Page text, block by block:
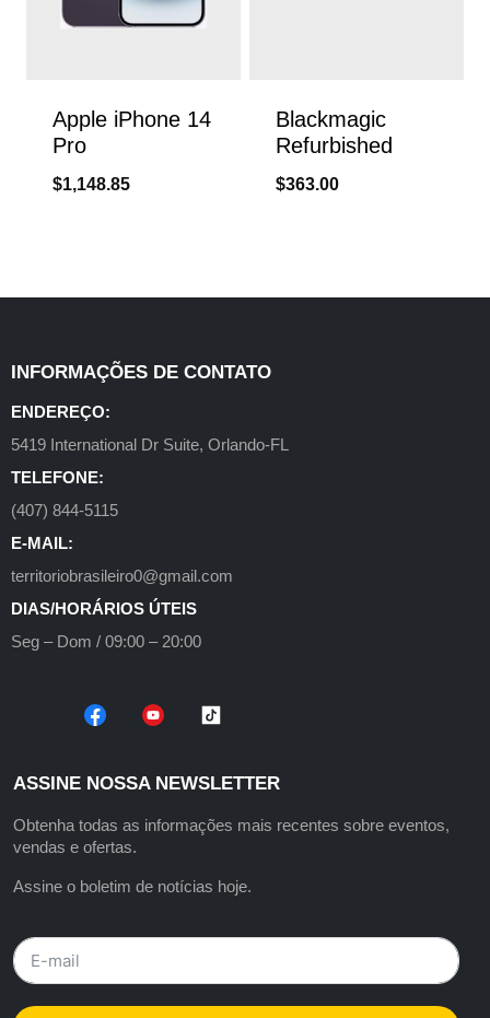
Apple iPhone 14
Pro
$1,148.85
Blackmagic
Refurbished
$363.00
INFORMAÇÕES DE CONTATO
ENDEREÇO:
5419 International Dr Suite, Orlando-FL
TELEFONE:
(407) 844-5115
E-MAIL:
territoriobrasileiro0@gmail.com
DIAS/HORÁRIOS ÚTEIS
Seg – Dom / 09:00 – 20:00
ASSINE NOSSA NEWSLETTER
Obtenha todas as informações mais recentes sobre eventos,
vendas e ofertas.
Assine o boletim de notícias hoje.